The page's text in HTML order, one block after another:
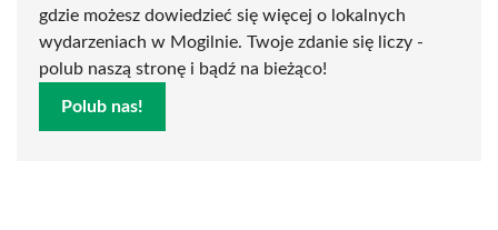
gdzie możesz dowiedzieć się więcej o lokalnych
wydarzeniach w Mogilnie. Twoje zdanie się liczy -
polub naszą stronę i bądź na bieżąco!
Polub nas!